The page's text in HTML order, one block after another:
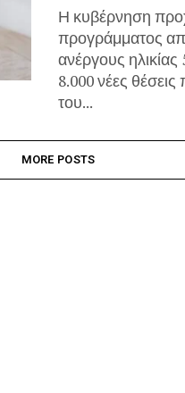
Η κυβέρνηση
προγράμματος
ανέργους
8.000 νέες
του...
MORE POSTS